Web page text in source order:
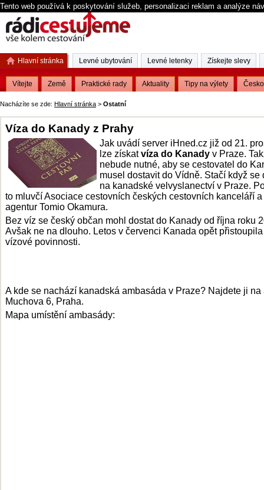
Tento web používá k poskytování služeb, personalizaci reklam a analýze
Nacházíte se zde: Hlavní stránka > Ostatní
Víza do Kanady z Prahy
Jak uvádí server iHned.cz již od 21.
lze získatvíza do Kanady v Praze.
nebude nutné, aby se cestovatel do
musel dostavit do Vídně. Stačí když se
na kanadské velvyslanectví v Praze.
to mluvčí Asociace cestovních českých cestovních kanceláří a
agentur Tomio Okamura.
Bez víz se český občan mohl dostat do Kanady od října roku
Avšak ne na dlouho. Letos v červenci Kanada opět
vízové povinnosti.
A kde se nachází kanadská ambasáda v Praze? Najdete ji na
Muchova 6, Praha.
Mapa umístění ambasády:
Hlavní stránka
Vítejte Země Praktické rady Aktuality Tipy na výlety Česko
Levné ubytování Levné letenky Získejte slevy